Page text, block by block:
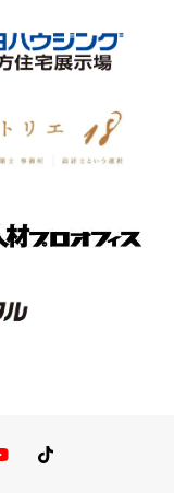
You TubeTikTok